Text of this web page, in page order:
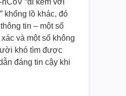
khổng lồ khác, đó
tin – một số
và một số không
khó tìm được
đáng tin cậy khi